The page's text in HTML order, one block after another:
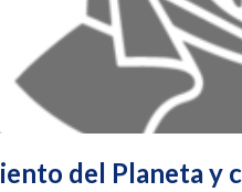
del Planeta y